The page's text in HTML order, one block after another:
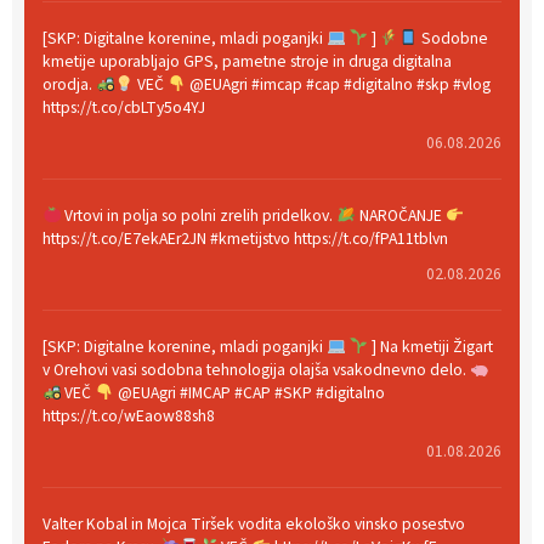
[SKP: Digitalne korenine, mladi poganjki ]
Sodobne
kmetije uporabljajo GPS, pametne stroje in druga digitalna
orodja.
VEČ
@EUAgri #imcap #cap #digitalno #skp #vlog
https://t.co/cbLTy5o4YJ
06.08.2026
Vrtovi in polja so polni zrelih pridelkov.
NAROČANJE
https://t.co/E7ekAEr2JN #kmetijstvo https://t.co/fPA11tblvn
02.08.2026
[SKP: Digitalne korenine, mladi poganjki
] Na kmetiji Žigart
v Orehovi vasi sodobna tehnologija olajša vsakodnevno delo.
VEČ
@EUAgri #IMCAP #CAP #SKP #digitalno
https://t.co/wEaow88sh8
01.08.2026
Valter Kobal in Mojca Tiršek vodita ekološko vinsko posestvo